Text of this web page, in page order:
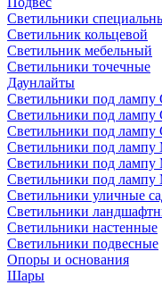
Светильники
Светильник кольцевой
Светильник мебельный
Светильники точечные
Даунлайты
Светильники под лампу
Светильники под лампу
Светильники под лампу
Светильники под лампу
Светильники под лампу
Светильники под лампу
Светильники уличные
Светильники
Светильники настенные
Светильники подвесные
Опоры и основания
Шары